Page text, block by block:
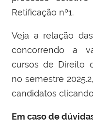
Retificação nº1.
Veja a relação
concorrendo a
cursos de Direito
no semestre
candidatos clicando
Em caso de